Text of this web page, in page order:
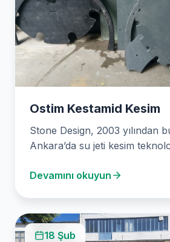
Ostim Kestamid Kesim
Stone Design, 2003 yılından
Ankara’da su jeti kesim
metalden cam gibi çeşitli…
Devamını okuyun
18 Şub